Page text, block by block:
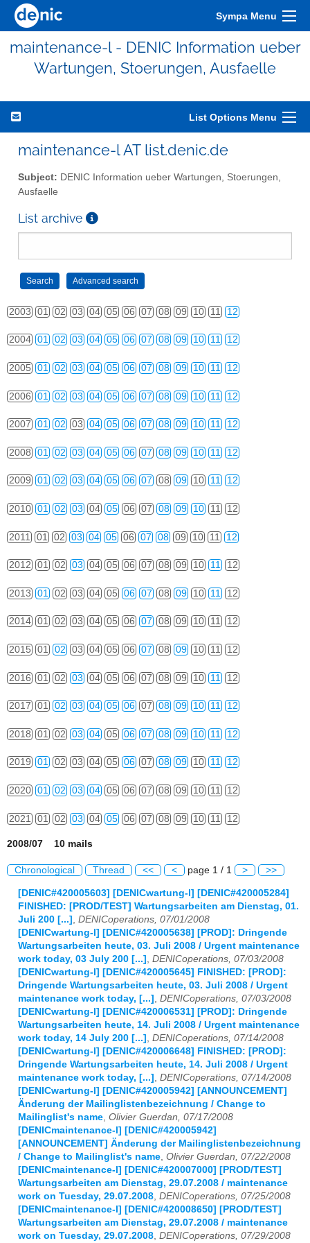
Sympa Menu
maintenance-l - DENIC Information ueber
Wartungen, Stoerungen, Ausfaelle
List Options Menu
maintenance-l AT list.denic.de
Subject: DENIC Information ueber Wartungen, Stoerungen,
Ausfaelle
List archive
2003 01 02 03 04 05 06 07 08 09 10 11 12
2004 01 02 03 04 05 06 07 08 09 10 11 12
2005 01 02 03 04 05 06 07 08 09 10 11 12
2006 01 02 03 04 05 06 07 08 09 10 11 12
2007 01 02 03 04 05 06 07 08 09 10 11 12
2008 01 02 03 04 05 06 07 08 09 10 11 12
2009 01 02 03 04 05 06 07 08 09 10 11 12
2010 01 02 03 04 05 06 07 08 09 10 11 12
2011 01 02 03 04 05 06 07 08 09 10 11 12
2012 01 02 03 04 05 06 07 08 09 10 11 12
2013 01 02 03 04 05 06 07 08 09 10 11 12
2014 01 02 03 04 05 06 07 08 09 10 11 12
2015 01 02 03 04 05 06 07 08 09 10 11 12
2016 01 02 03 04 05 06 07 08 09 10 11 12
2017 01 02 03 04 05 06 07 08 09 10 11 12
2018 01 02 03 04 05 06 07 08 09 10 11 12
2019 01 02 03 04 05 06 07 08 09 10 11 12
2020 01 02 03 04 05 06 07 08 09 10 11 12
2021 01 02 03 04 05 06 07 08 09 10 11 12
2008/07 10 mails
Chronological Thread << < page 1 / 1 > >>
[DENIC#420005603] [DENICwartung-l] [DENIC#420005284]
FINISHED: [PROD/TEST] Wartungsarbeiten am Dienstag, 01.
Juli 200 [...] DENICoperations, 07/01/2008
[DENICwartung-l] [DENIC#420005638] [PROD]: Dringende
Wartungsarbeiten heute, 03. Juli 2008 / Urgent maintenance
work today, 03 July 200 [...] DENICoperations, 07/03/2008
[DENICwartung-l] [DENIC#420005645] FINISHED: [PROD]:
Dringende Wartungsarbeiten heute, 03. Juli 2008 / Urgent
maintenance work today, [...] DENICoperations, 07/03/2008
[DENICwartung-l] [DENIC#420006531] [PROD]: Dringende
Wartungsarbeiten heute, 14. Juli 2008 / Urgent maintenance
work today, 14 July 200 [...] DENICoperations, 07/14/2008
[DENICwartung-l] [DENIC#420006648] FINISHED: [PROD]:
Dringende Wartungsarbeiten heute, 14. Juli 2008 / Urgent
maintenance work today, [...] DENICoperations, 07/14/2008
[DENICwartung-l] [DENIC#420005942] [ANNOUNCEMENT]
Änderung der Mailinglistenbezeichnung / Change to
Mailinglist's name Olivier Guerdan, 07/17/2008
[DENICmaintenance-l] [DENIC#420005942]
[ANNOUNCEMENT] Änderung der Mailinglistenbezeichnung
/ Change to Mailinglist's name Olivier Guerdan, 07/22/2008
[DENICmaintenance-l] [DENIC#420007000] [PROD/TEST]
Wartungsarbeiten am Dienstag, 29.07.2008 / maintenance
work on Tuesday, 29.07.2008 DENICoperations, 07/25/2008
[DENICmaintenance-l] [DENIC#420008650] [PROD/TEST]
Wartungsarbeiten am Dienstag, 29.07.2008 / maintenance
work on Tuesday, 29.07.2008 DENICoperations, 07/29/2008